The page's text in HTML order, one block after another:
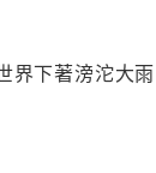
下著滂沱大